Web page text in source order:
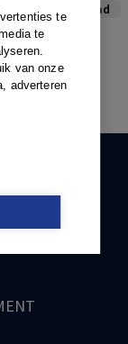
te
te
van onze
adverteren
Leidraad